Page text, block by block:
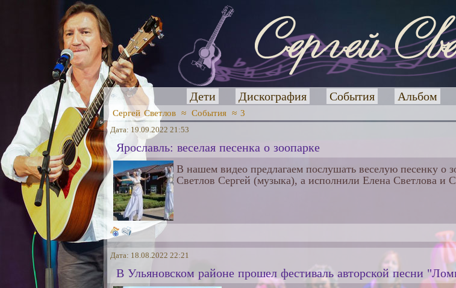
Дети Дискография События Альбом
Сергей Светлов ≈ События ≈ 3
Дата: 19.09.2022 21:53
Ярославль: веселая песенка о зоопарке
В нашем видео предлагаем послушать веселую песенку о
Светлов Сергей (музыка), а исполнили Елена Светлова и
Дата: 18.08.2022 22:21
В Ульяновском районе прошел фестиваль авторской песни